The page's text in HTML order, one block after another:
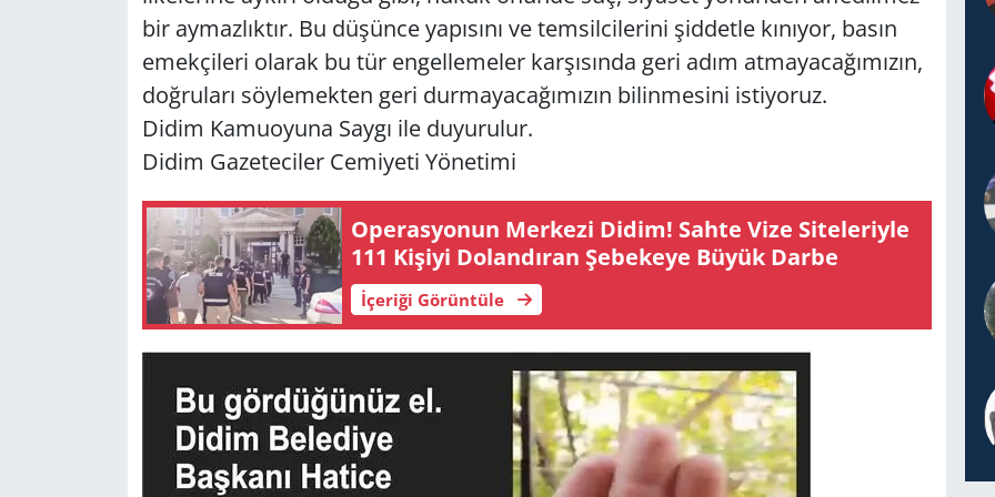
bir aymazlıktır. Bu düşünce yapısını ve temsilcilerini şiddetle kınıyor, basın
emekçileri olarak bu tür engellemeler karşısında geri adım atmayacağımızın,
doğruları söylemekten geri durmayacağımızın bilinmesini istiyoruz.
Didim Kamuoyuna Saygı ile duyurulur.
Didim Gazeteciler Cemiyeti Yönetimi
Ope­ras­yo­nun Mer­ke­zi Didim! Sahte Vize Si­te­le­riy­le
111 Ki­şi­yi Do­lan­dı­ran Şe­be­ke­ye Büyük Darbe
İçeriği Görüntüle